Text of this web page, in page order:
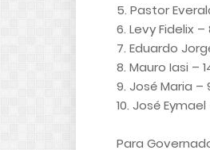
5. Pastor
6. Levy Fidelix –
7. Eduardo
8. Mauro Iasi –
9. José Maria –
10. José
Para